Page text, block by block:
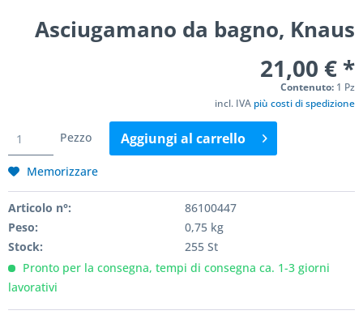
Asciugamano da bagno, Knaus
21,00 € *
Contenuto: 1 Pz
incl. IVA più costi di spedizione
Pezzo Aggiungi al carrello
Memorizzare
Articolo n°:
86100447
Peso:
0,75 kg
Stock:
255 St
Pronto per la consegna, tempi di consegna ca. 1-3 giorni
lavorativi